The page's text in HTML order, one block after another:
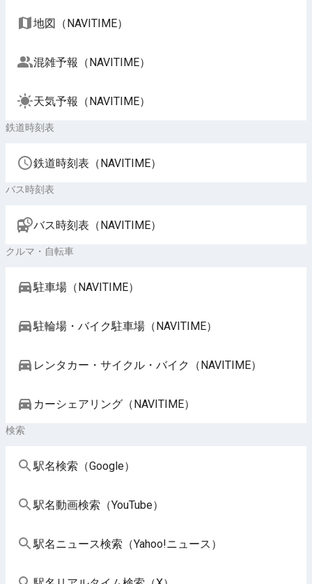
地図（NAVITIME）
混雑予報（NAVITIME）
天気予報（NAVITIME）
鉄道時刻表
鉄道時刻表（NAVITIME）
バス時刻表
バス時刻表（NAVITIME）
クルマ・自転車
駐車場（NAVITIME）
駐輪場・バイク駐車場（NAVITIME）
レンタカー・サイクル・バイク（NAVITIME）
カーシェアリング（NAVITIME）
検索
駅名検索（Google）
駅名動画検索（YouTube）
駅名ニュース検索（Yahoo!ニュース）